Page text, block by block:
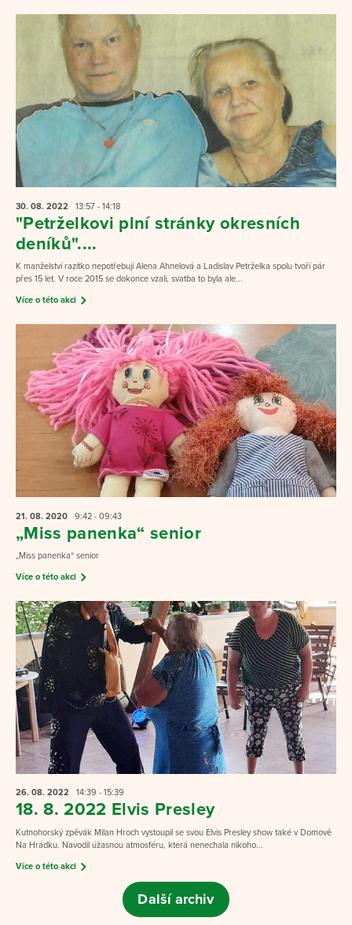
30. 08. 2022 13:57 - 14:18
"Petrželkovi plní stránky okresních
deníků"....
K manželství razítko nepotřebují Alena Ahnelová a Ladislav Petrželka spolu tvoří pár
přes 15 let. V roce 2015 se dokonce vzali, svatba to byla ale...
Více o této akci
21. 08. 2020 9:42 - 09:43
„Miss panenka“ senior
„Miss panenka“ senior
Více o této akci
26. 08. 2022 14:39 - 15:39
18. 8. 2022 Elvis Presley
Kutnohorský zpěvák Milan Hroch vystoupil se svou Elvis Presley show také v Domově
Na Hrádku. Navodil úžasnou atmosféru, která nenechala nikoho...
Více o této akci
Další archiv